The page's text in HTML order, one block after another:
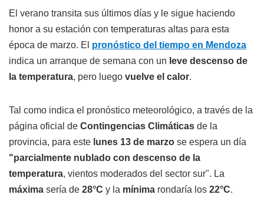
El verano transita sus últimos días y le sigue haciendo
honor a su estación con temperaturas altas para esta
época de marzo. El pronóstico del tiempo en Mendoza
indica un arranque de semana con un leve descenso de
la temperatura, pero luego vuelve el calor.
Tal como indica el pronóstico meteorológico, a través de la
página oficial de Contingencias Climáticas de la
provincia, para este lunes 13 de marzo se espera un día
"parcialmente nublado con descenso de la
temperatura, vientos moderados del sector sur". La
máxima sería de 28°C y la mínima rondaría los 22°C.